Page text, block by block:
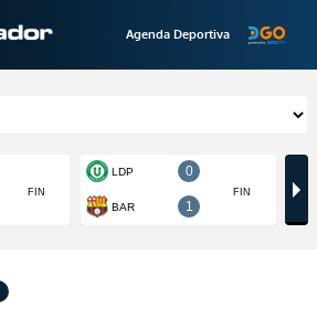
Agenda Deportiva